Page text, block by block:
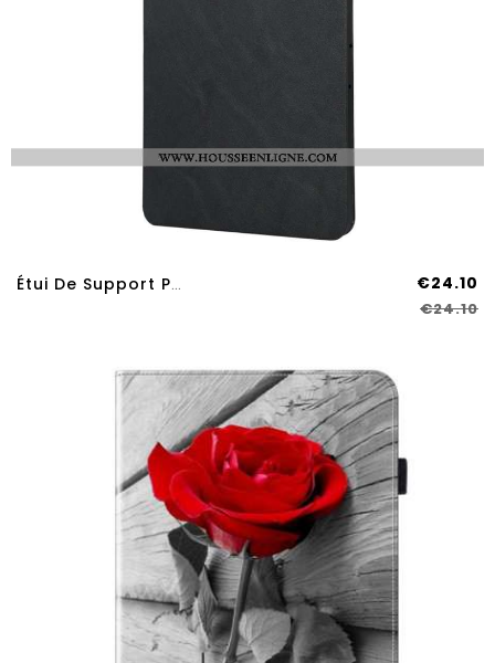
Étui De Support Pour Samsung Galaxy Tab S9 Plus / Tab S9 FE Plus Minimaliste €24.10
€24.10